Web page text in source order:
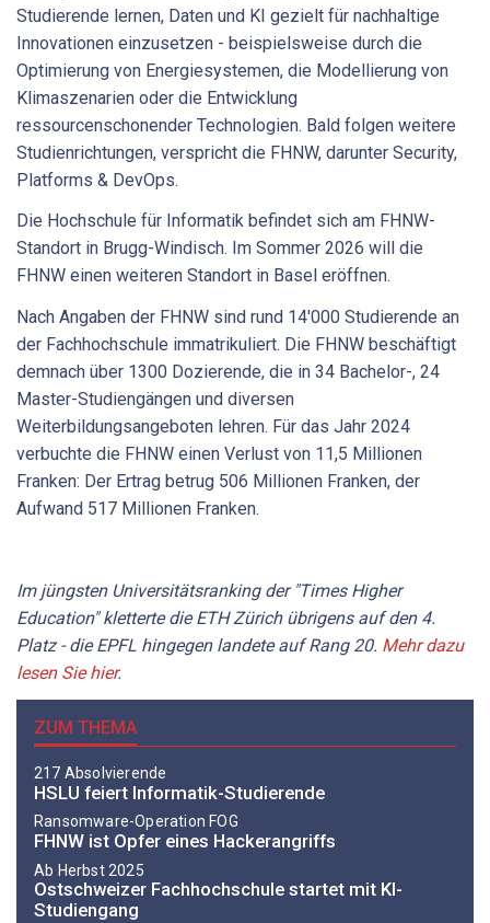
Studierende lernen, Daten und KI gezielt für nachhaltige
Innovationen einzusetzen - beispielsweise durch die
Optimierung von Energiesystemen, die Modellierung von
Klimaszenarien oder die Entwicklung
ressourcenschonender Technologien. Bald folgen weitere
Studienrichtungen, verspricht die FHNW, darunter Security,
Platforms & DevOps.
Die Hochschule für Informatik befindet sich am FHNW-
Standort in Brugg-Windisch. Im Sommer 2026 will die
FHNW einen weiteren Standort in Basel eröffnen.
Nach Angaben der FHNW sind rund 14'000 Studierende an
der Fachhochschule immatrikuliert. Die FHNW beschäftigt
demnach über 1300 Dozierende, die in 34 Bachelor-, 24
Master-Studiengängen und diversen
Weiterbildungsangeboten lehren. Für das Jahr 2024
verbuchte die FHNW einen Verlust von 11,5 Millionen
Franken: Der Ertrag betrug 506 Millionen Franken, der
Aufwand 517 Millionen Franken.
Im jüngsten Universitätsranking der "Times Higher
Education" kletterte die ETH Zürich übrigens auf den 4.
Platz - die EPFL hingegen landete auf Rang 20. Mehr dazu
lesen Sie hier.
ZUM THEMA
217 Absolvierende
HSLU feiert Informatik-Studierende
Ransomware-Operation FOG
FHNW ist Opfer eines Hackerangriffs
Ab Herbst 2025
Ostschweizer Fachhochschule startet mit KI-
Studiengang